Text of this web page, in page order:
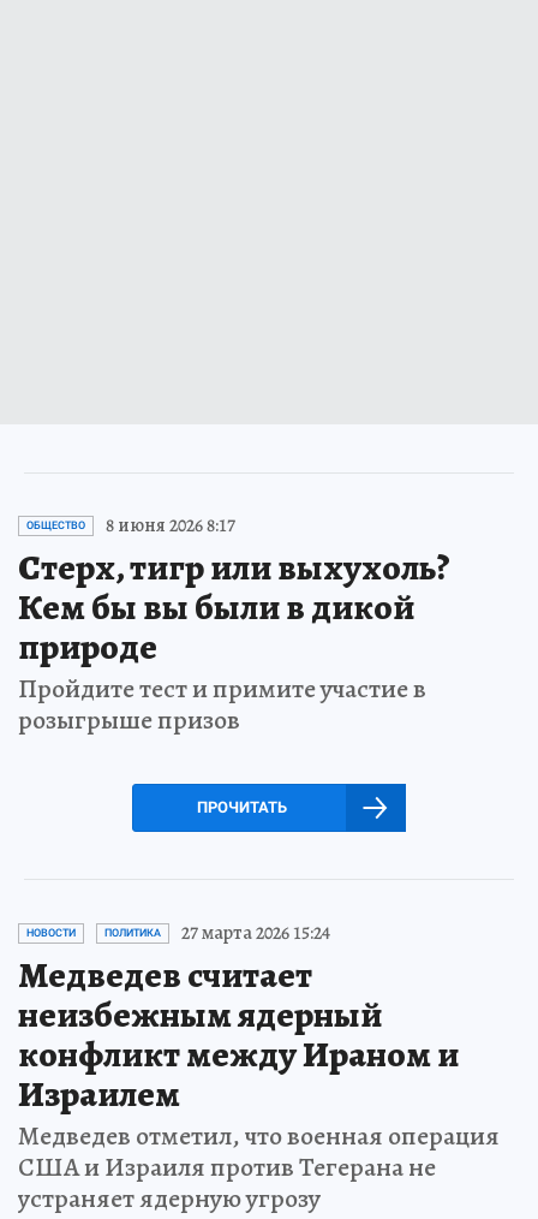
ОБЩЕСТВО 8 июня 2026 8:17
Стерх, тигр или выхухоль?
Кем бы вы были в дикой
природе
Пройдите тест и примите участие в
розыгрыше призов
ПРОЧИТАТЬ
НОВОСТИ ПОЛИТИКА 27 марта 2026 15:24
Медведев считает
неизбежным ядерный
конфликт между Ираном и
Израилем
Медведев отметил, что военная операция
США и Израиля против Тегерана не
устраняет ядерную угрозу